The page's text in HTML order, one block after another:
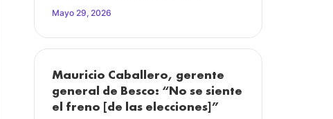
Mayo 29, 2026
Mauricio Caballero, gerente
general de Besco: “No se siente
el freno [de las elecciones]”